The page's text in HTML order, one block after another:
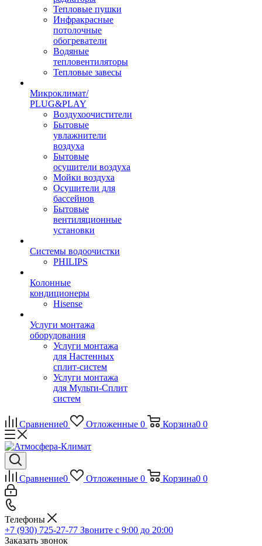
Тепловые пушки
Инфракрасные
потолочные
обогреватели
Водяные
тепловентиляторы
Тепловые завесы
Микроклимат/
PLUG&PLAY
Воздухоочистители
Бытовые
увлажнители
воздуха
Бытовые
осушители воздуха
Мойки воздуха
Осушители для
бассейнов
Бытовые
вентиляционные
установки
Системы водоочистки
PHILIPS
Колонные
кондиционеры
Hisense
Услуги монтажа
оборудования
Услуги монтажа
для Настенных
сплит-систем
Услуги монтажа
для Мульти-Сплит
систем
Сравнение0 Отложенные 0 Корзина0 0
Сравнение0 Отложенные 0 Корзина0 0
Телефоны
+7 (930) 725-27-77 Звоните с 9:00 до 20:00
Заказать звонок